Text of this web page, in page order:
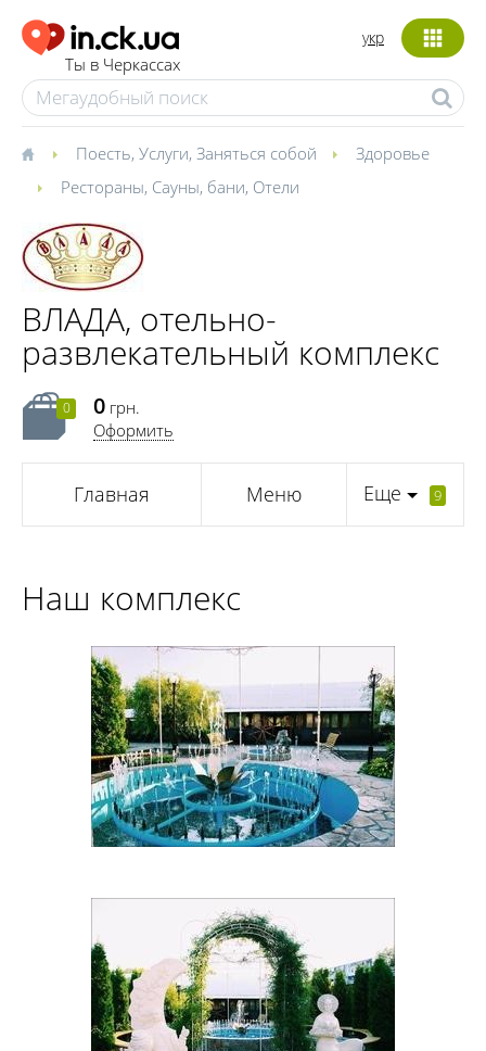
Ты в Черкассах
укр
Поесть, Услуги, Заняться собой
Здоровье
Рестораны, Сауны, бани, Отели
ВЛАДА, отельно-
развлекательный комплекс
0 0 грн.
Оформить
Главная Меню Еще 9
Наш комплекс